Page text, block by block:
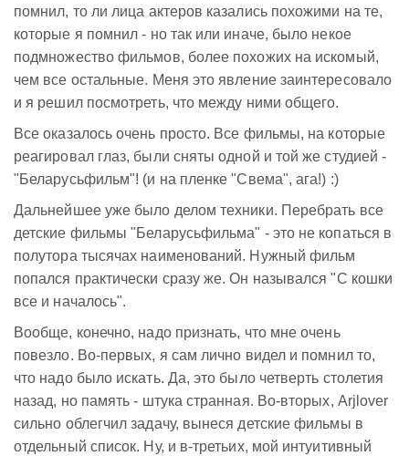
помнил, то ли лица актеров казались похожими на те,
которые я помнил - но так или иначе, было некое
подмножество фильмов, более похожих на искомый,
чем все остальные. Меня это явление заинтересовало
и я решил посмотреть, что между ними общего.
Все оказалось очень просто. Все фильмы, на которые
реагировал глаз, были сняты одной и той же студией -
"Беларусьфильм"! (и на пленке "Свема", ага!) :)
Дальнейшее уже было делом техники. Перебрать все
детские фильмы "Беларусьфильма" - это не копаться в
полутора тысячах наименований. Нужный фильм
попался практически сразу же. Он назывался "С кошки
все и началось".
Вообще, конечно, надо признать, что мне очень
повезло. Во-первых, я сам лично видел и помнил то,
что надо было искать. Да, это было четверть столетия
назад, но память - штука странная. Во-вторых, Arjlover
сильно облегчил задачу, вынеся детские фильмы в
отдельный список. Ну, и в-третьих, мой интуитивный